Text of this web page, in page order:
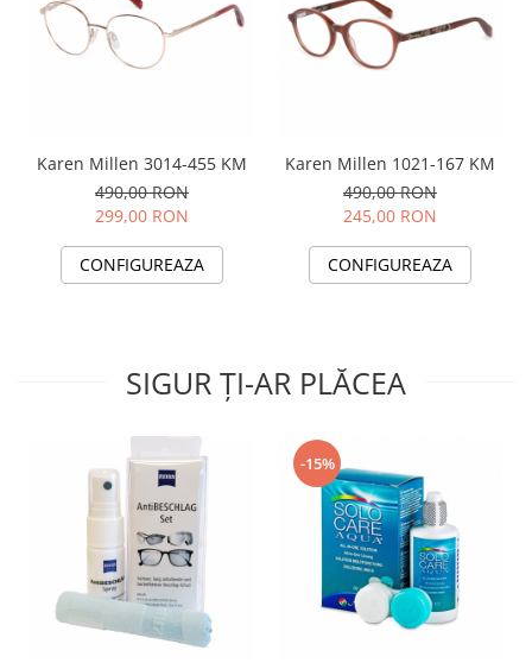
Karen Millen 3014-455 KM
490,00 RON
299,00 RON
CONFIGUREAZA
Karen Millen 1021-167 KM
490,00 RON
245,00 RON
CONFIGUREAZA
SIGUR ȚI-AR PLĂCEA
-15%